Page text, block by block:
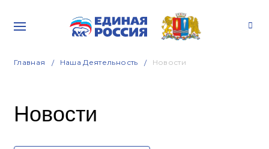
Главная Наша Деятельность Новости
Новости